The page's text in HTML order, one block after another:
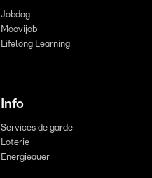
Jobdag
Moovijob
Lifelong Learning
Info
Services de garde
Loterie
Energieauer